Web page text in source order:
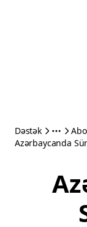
Dəstək
Azərbaycanda